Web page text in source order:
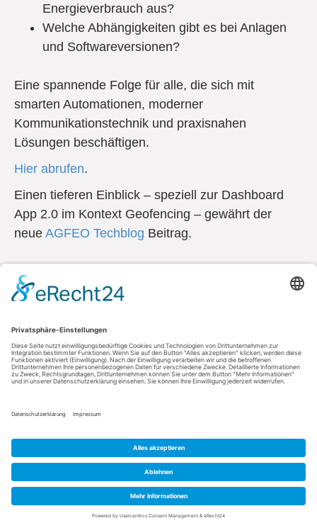
Energieverbrauch aus?
Welche Abhängigkeiten gibt es bei Anlagen
und Softwareversionen?
Eine spannende Folge für alle, die sich mit
smarten Automationen, moderner
Kommunikationstechnik und praxisnahen
Lösungen beschäftigen.
Hier abrufen.
Einen tieferen Einblick – speziell zur Dashboard
App 2.0 im Kontext Geofencing – gewährt der
neue AGFEO Techblog Beitrag.
Kontakt
AGFEO GmbH & Co. KG
33647 Bielefeld
Fax: +49 521 44709-98555
AGB
Datenschutz
Impressum